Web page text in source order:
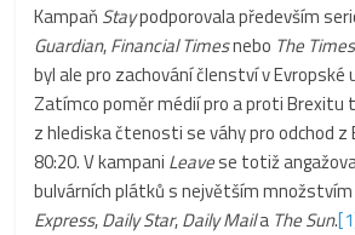
Kampaň Staypodporovala především
Guardian,Financial Timesnebo The Times
byl ale pro zachování členství v Evropské
Zatímco poměr médií pro a proti Brexitu
z hlediska čtenosti se váhy pro odchod z
80:20. V kampani Leavese totiž
bulvárních plátků s největším
Express,Daily Star,Daily Maila The Sun.